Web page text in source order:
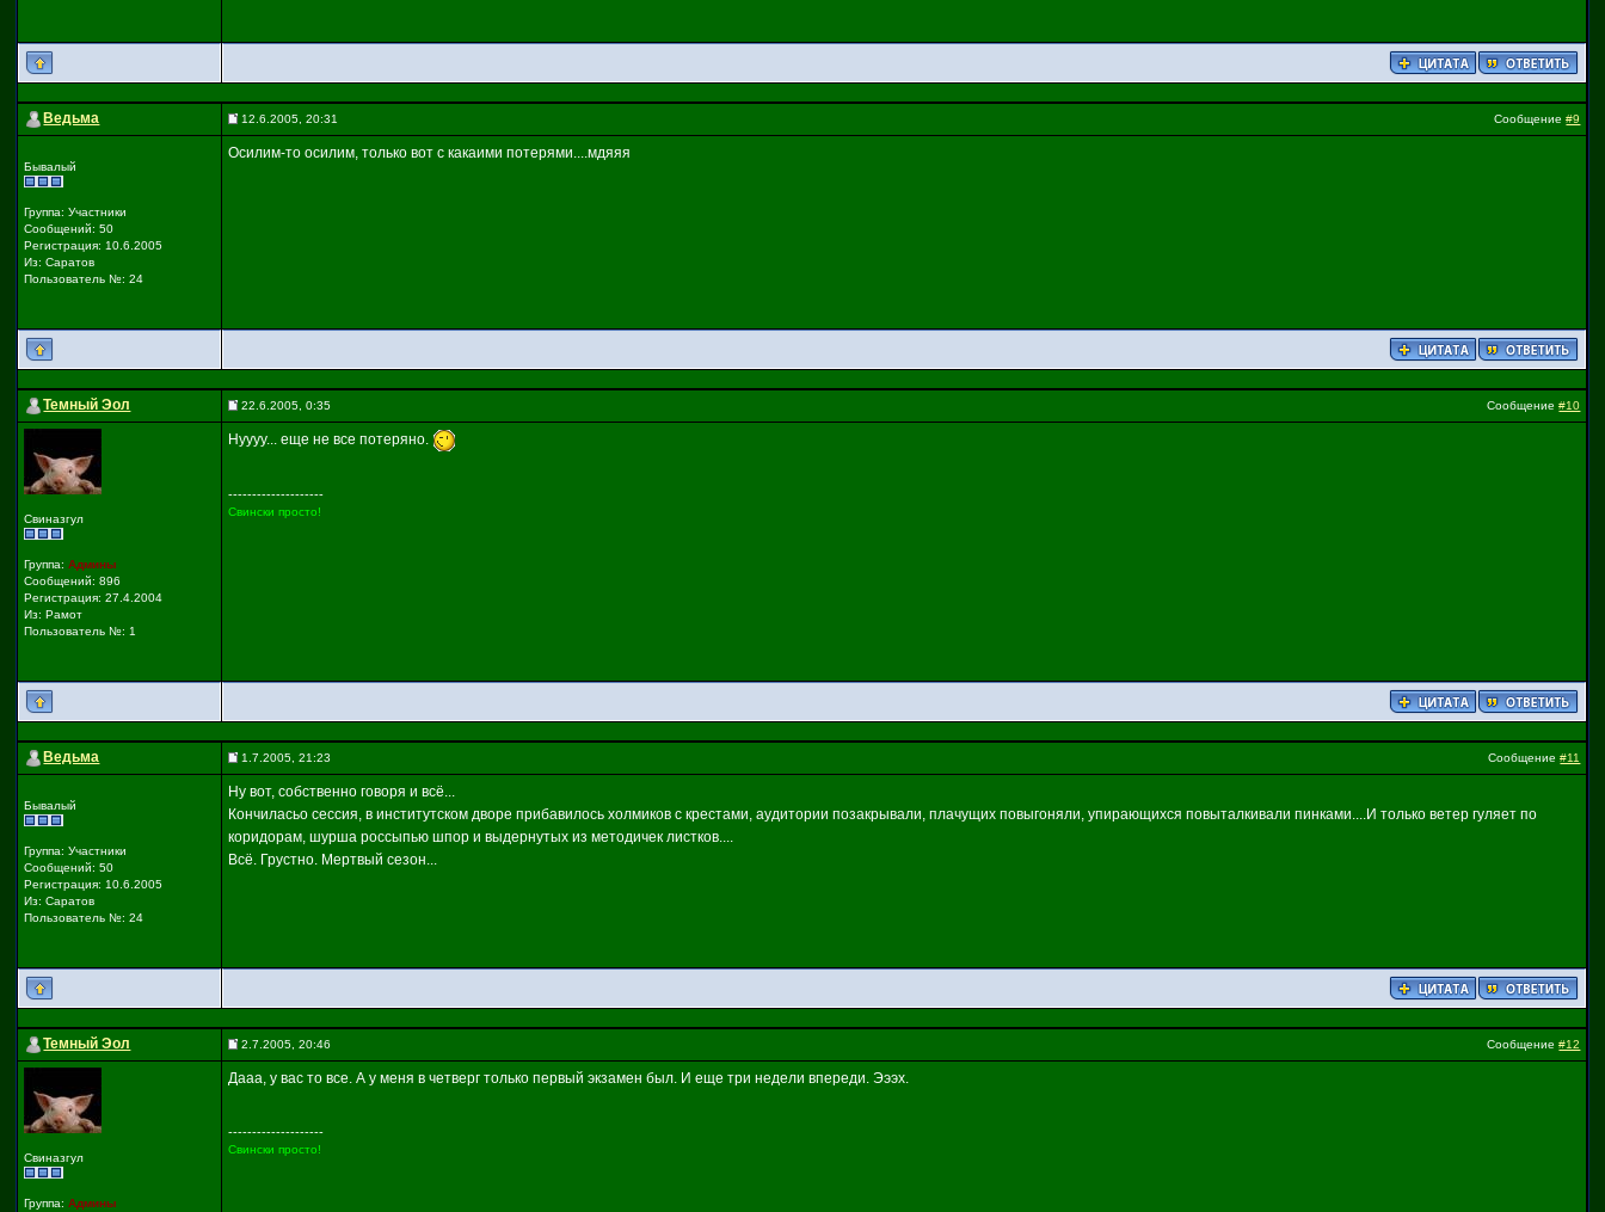
Ведьма 12.6.2005, 20:31 Сообщение#9
Бывалый
Группа: Участники
Сообщений: 50
Регистрация: 10.6.2005
Из: Саратов
Пользователь №: 24
Осилим-то осилим, только вот с какаими потерями....мдяяя
Темный Эол 22.6.2005, 0:35 Сообщение#10
Свиназгул
Группа:Админы
Сообщений: 896
Регистрация: 27.4.2004
Из: Рамот
Пользователь №: 1
Нуууу... еще не все потеряно.
--------------------
Свински просто!
Ведьма 1.7.2005, 21:23 Сообщение#11
Бывалый
Группа: Участники
Сообщений: 50
Регистрация: 10.6.2005
Из: Саратов
Пользователь №: 24
Ну вот, собственно говоря и всё...
Кончиласьо сессия, в институтском дворе прибавилось холмиков с крестами, аудитории позакрывали, плачущих повыгоняли, упирающихся повыталкивали пинками....И только ветер гуляет по
коридорам, шурша россыпью шпор и выдернутых из методичек листков....
Всё. Грустно. Мертвый сезон...
Темный Эол 2.7.2005, 20:46 Сообщение#12
Свиназгул
Группа:Админы
Дааа, у вас то все. А у меня в четверг только первый экзамен был. И еще три недели впереди. Эээх.
--------------------
Свински просто!